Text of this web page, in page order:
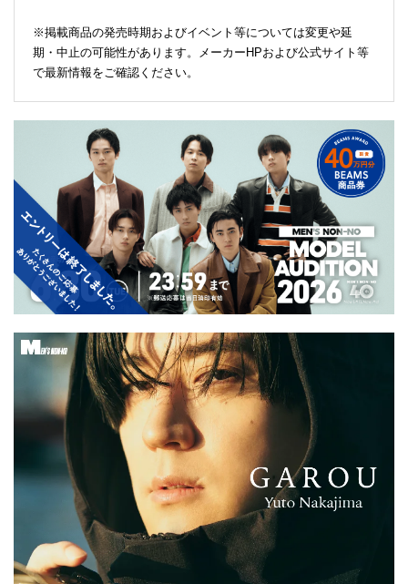
※掲載商品の発売時期およびイベント等については変更や延
期・中止の可能性があります。メーカーHPおよび公式サイト等
で最新情報をご確認ください。